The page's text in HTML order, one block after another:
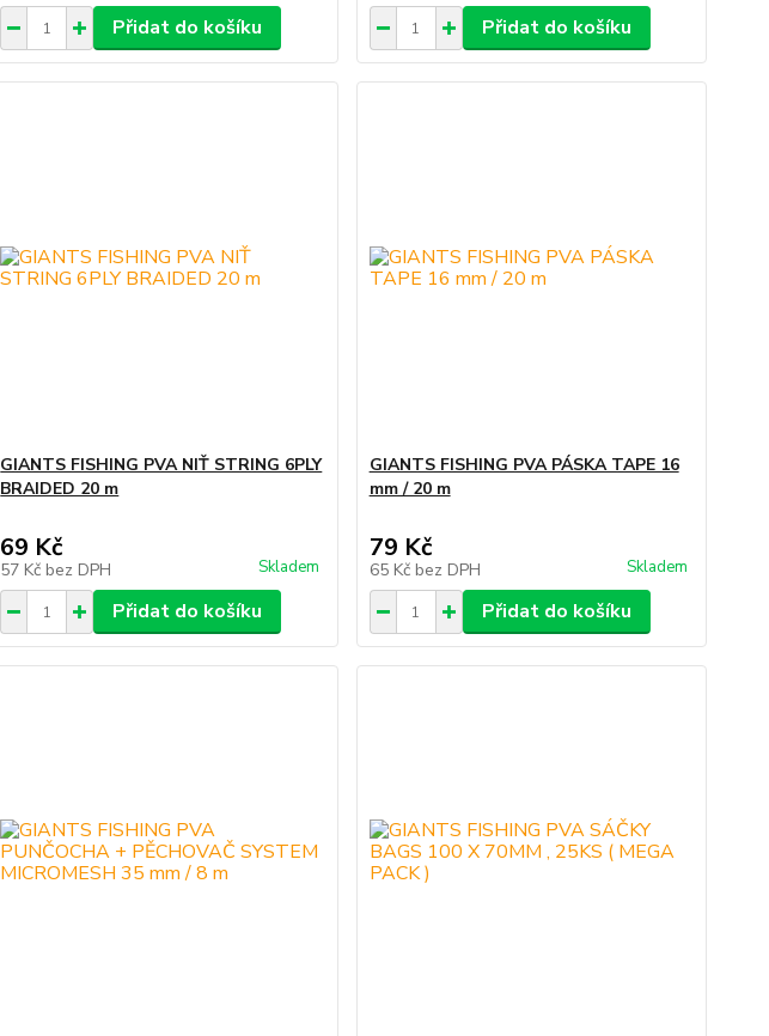
Přidat do košíku Přidat do košíku
GIANTS FISHING PVA NIŤ STRING 6PLY
BRAIDED 20 m
69 Kč
57 Kč bez DPH Skladem
Přidat do košíku
GIANTS FISHING PVA PÁSKA TAPE 16
mm / 20 m
79 Kč
65 Kč bez DPH Skladem
Přidat do košíku